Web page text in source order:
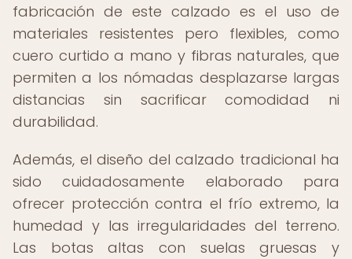
fabricación de este calzado es el uso de
materiales resistentes pero flexibles, como
cuero curtido a mano y fibras naturales, que
permiten a los nómadas desplazarse largas
distancias sin sacrificar comodidad ni
durabilidad.
Además, el diseño del calzado tradicional ha
sido cuidadosamente elaborado para
ofrecer protección contra el frío extremo, la
humedad y las irregularidades del terreno.
Las botas altas con suelas gruesas y